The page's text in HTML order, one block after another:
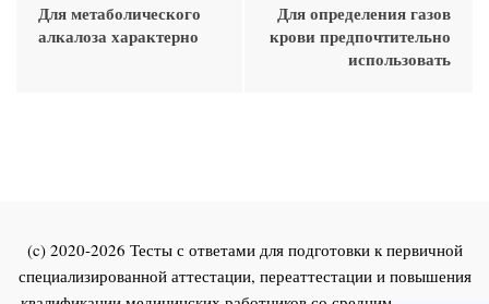
Для метаболического
алкалоза характерно
Для определения газов
крови предпочтительно
использовать
(c) 2020-2026 Тесты с ответами для подготовки к первичной
специализированной аттестации, переаттестации и повышения